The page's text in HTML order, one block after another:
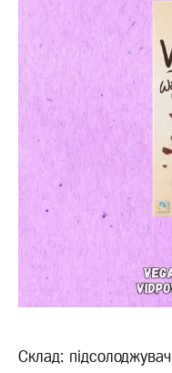
Склад: